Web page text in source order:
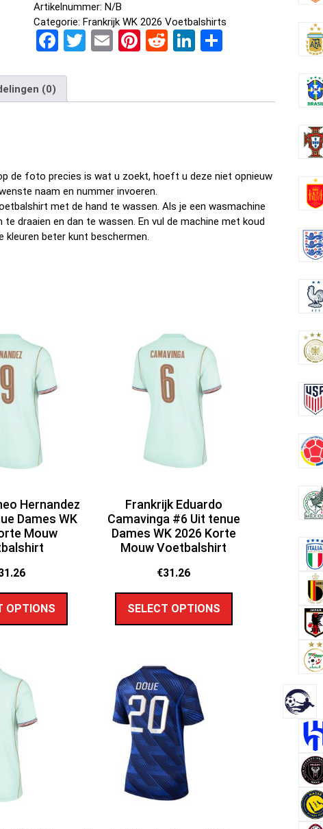
Artikelnummer: N/B
Categorie: Frankrijk WK 2026 Voetbalshirts
F
ce
b
k
T
er
E Pi
es
R
di
Li
dI
D
n
(0)
de foto precies is wat u zoekt, hoeft u deze niet opnieuw
naam en nummer invoeren.
met de hand te wassen. Als je een wasmachine
draaien en dan te wassen. En vul de machine met koud
kleuren beter kunt beschermen.
Hernandez
Dames WK
Mouw
OPTIONS
Frankrijk Eduardo
Camavinga #6 Uit tenue
Dames WK 2026 Korte
Mouw Voetbalshirt
€31.26
SELECT OPTIONS